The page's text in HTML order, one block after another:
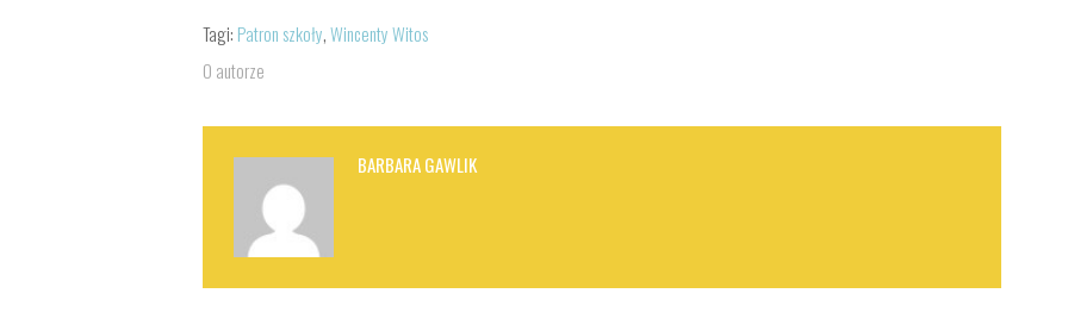
Tagi: Patron szkoły,Wincenty Witos
O autorze
BARBARA GAWLIK